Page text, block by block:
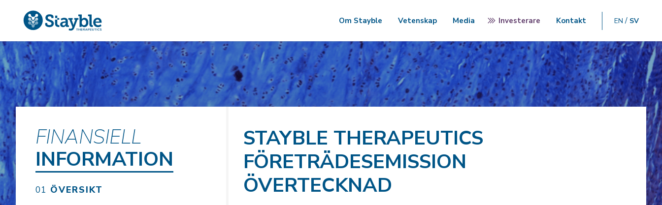
Om Stayble Vetenskap Media Investerare Kontakt EN SV
FINANSIELL
INFORMATION
ÖVERSIKT
STAYBLE THERAPEUTICS
FÖRETRÄDESEMISSION
ÖVERTECKNAD